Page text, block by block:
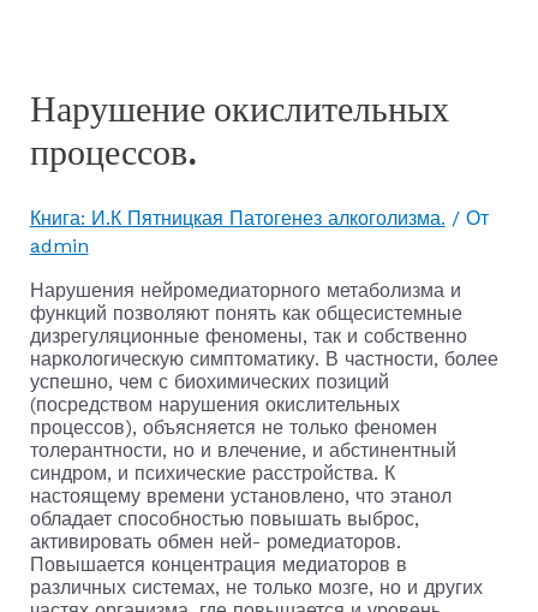
Нарушение окислительных
процессов.
Книга: И.К Пятницкая Патогенез алкоголизма. / От
admin
Нарушения нейромедиаторного метаболизма и
функций позволяют понять как общесистемные
дизрегуляционные феномены, так и собственно
наркологическую симптомати­ку. В частности, более
успешно, чем с биохимических пози­ций
(посредством нарушения окислительных
процессов), объясняется не только феномен
толерантности, но и влече­ние, и абстинентный
синдром, и психические расстройства. К
настоящему времени установлено, что этанол
обладает способностью повышать выброс,
активировать обмен ней- ромедиаторов.
Повышается концентрация медиаторов в
различных системах, не только мозге, но и других